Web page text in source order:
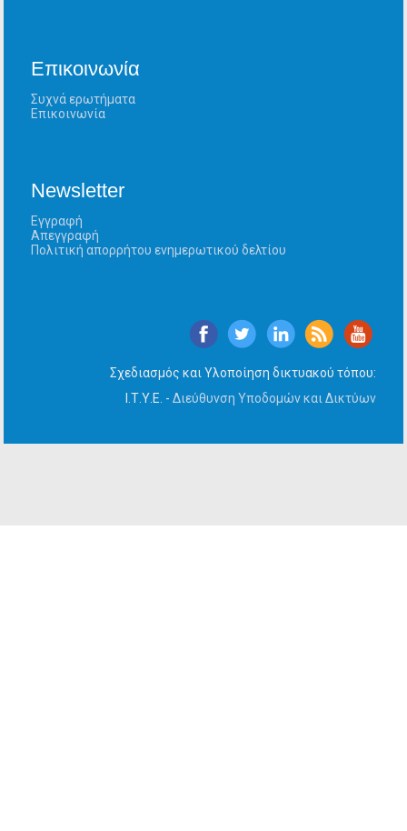
Επικοινωνία
Συχνά ερωτήματα
Επικοινωνία
Newsletter
Εγγραφή
Απεγγραφή
Πολιτική απορρήτου ενημερωτικού δελτίου
Σχεδιασμός και Υλοποίηση δικτυακού τόπου:
Ι.Τ.Υ.Ε. - Διεύθυνση Υποδομών και Δικτύων